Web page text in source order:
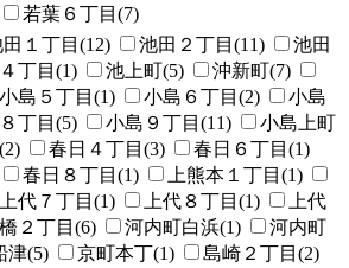
若葉６丁目(7)
１丁目(12) 池田２丁目(11)
池田
丁目(1) 池上町(5)
沖新町(7)
小島５丁目(1) 小島６丁目(2)
小島
丁目(5) 小島９丁目(11)
小島上町
春日４丁目(3)
春日６丁目(1)
春日８丁目(1)
上熊本１丁目(1)
上代７丁目(1) 上代８丁目(1)
上代
橋２丁目(6) 河内町白浜(1)
河内町
津(5) 京町本丁(1)
島崎２丁目(2)